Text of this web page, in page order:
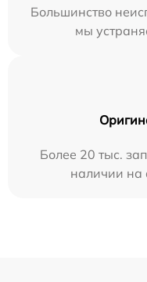
Большинство
мы
Более 20 тыс.
наличии на